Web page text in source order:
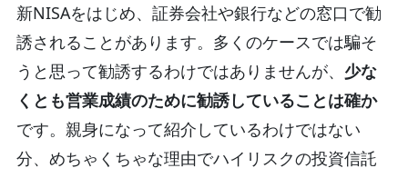
新NISAをはじめ、証券会社や銀行などの窓口で勧
誘されることがあります。多くのケースでは騙そ
うと思って勧誘するわけではありませんが、 少な
くとも営業成績のために勧誘していることは確か
です。親身になって紹介しているわけではない
分、めちゃくちゃな理由でハイリスクの投資信託